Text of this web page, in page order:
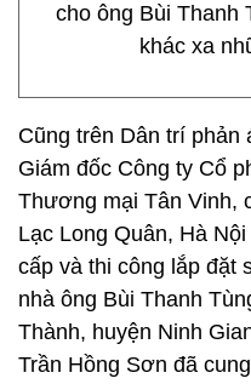
cho ông Bùi Thanh
khác xa
Cũng trên Dân trí phản
Giám đốc Công ty Cổ
Thương mại Tân Vinh,
Lạc Long Quân, Hà
cấp và thi công lắp đặt
nhà ông Bùi Thanh
Thành, huyện Ninh
Trần Hồng Sơn đã